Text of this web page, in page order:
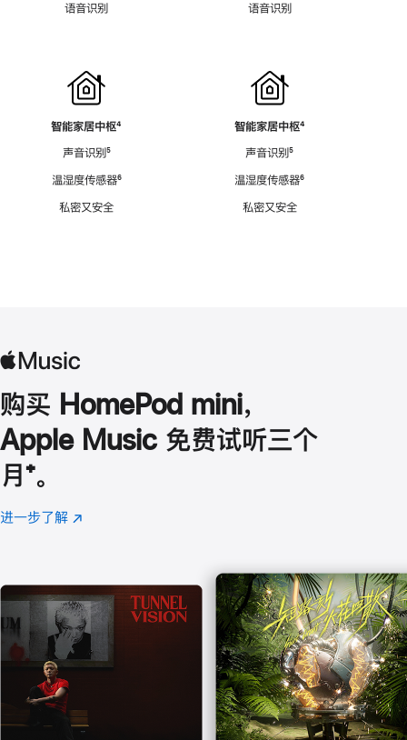
语音识别
智能家居中枢脚
⁴
声音识别脚
⁵
温湿度传感器脚
⁶
私密又安全
语音识别
智能家居中枢脚
⁴
声音识别脚
⁵
温湿度传感器脚
⁶
私密又安全
购买 HomePod mini，
Apple Music 免费试听三个
月 脚
注
⁺。
进一步了解 Apple
(在
口
中
打
开)